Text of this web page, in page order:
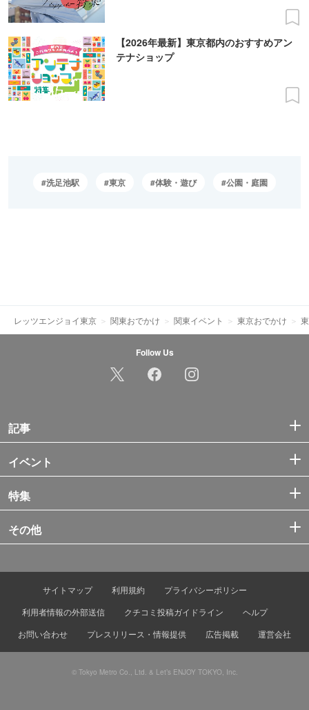
【2026年最新】東京都内のおすすめアン
テナショップ
洗足池駅 東京 体験・遊び 公園・庭園
レッツエンジョイ東京 関東おでかけ 関東イベント 東京おでかけ
Follow Us
記事
イベント
特集
その他
サイトマップ 利用規約
プライバシーポリシー
利用者情報の外部送信
クチコミ投稿ガイドライン
ヘルプ
お問い合わせ
プレスリリース・情報提供 広告掲載 運営会社
© Tokyo Metro Co., Ltd. & Let’s ENJOY TOKYO, Inc.